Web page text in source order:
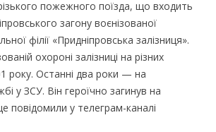
пожежного поїзда, що входить
загону воєнізованої
філії «Придніпровська залізниця».
охороні залізниці на різних
року. Останні два роки — на
у ЗСУ. Він героїчно загинув на
повідомили у телеграм-каналі